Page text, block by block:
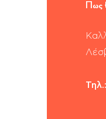
Πως
Τηλ.: